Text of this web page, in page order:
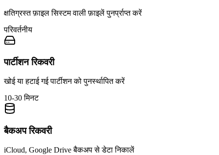
क्षतिग्रस्त फ़ाइल सिस्टम वाली फ़ाइलें पुनर्प्राप्त करें
परिवर्तनीय
पार्टीशन रिकवरी
खोई या हटाई गई पार्टीशन को पुनर्स्थापित करें
10-30 मिनट
बैकअप रिकवरी
iCloud, Google Drive बैकअप से डेटा निकालें